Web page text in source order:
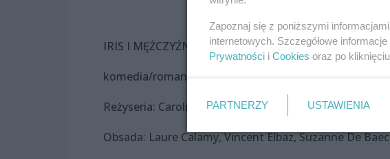
IRIS I MĘŻCZYŹNI (Iris et les hommes)
komedia/romans, Francja 2024 (98 min)
Reżyseria: Caroline Vignal
Obsada: Laure Calamy, Vincent Elbaz, Suzanne De
Zapoznaj się z poniższymi
internetowych. Szczegółowe
Prywatności i Cookies oraz po
PARTNERZY USTAWIENIA